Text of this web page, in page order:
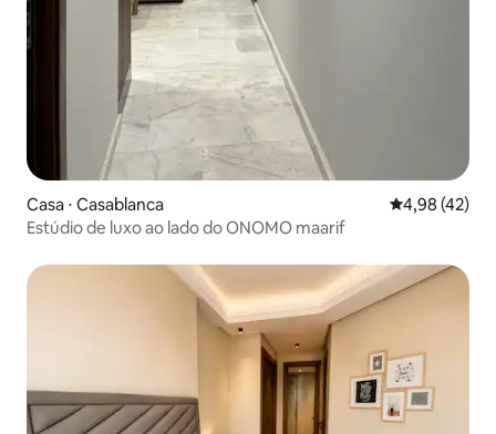
Casa ⋅ Casablanca 4,98 de uma
4,98 (42)
Estúdio de luxo ao lado do ONOMO maarif